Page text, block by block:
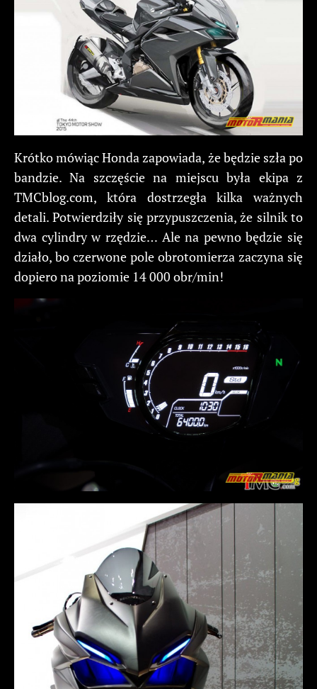
Krótko mówiąc Honda zapowiada, że będzie szła po
bandzie. Na szczęście na miejscu była ekipa z
TMCblog.com, która dostrzegła kilka ważnych
detali. Potwierdziły się przypuszczenia, że silnik to
dwa cylindry w rzędzie… Ale na pewno będzie się
działo, bo czerwone pole obrotomierza zaczyna się
dopiero na poziomie 14 000 obr/min!